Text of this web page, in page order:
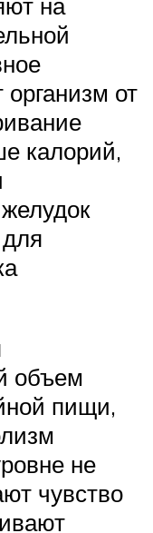
от
калорий,
объем
пищи,
не
чувство